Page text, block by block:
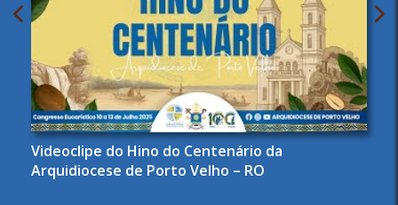
Videoclipe do Hino do Centenário da
Arquidiocese de Porto Velho – RO